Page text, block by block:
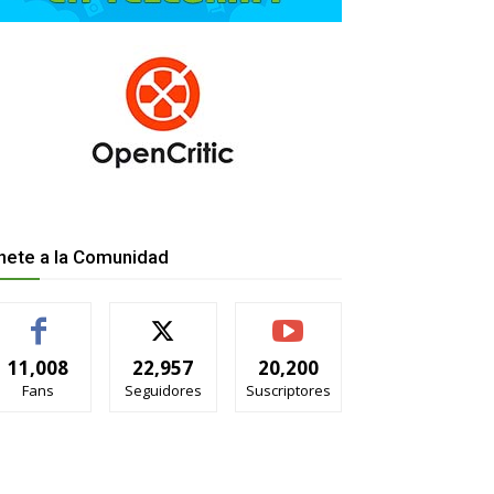
a la Comunidad
11,008
Fans
22,957
Seguidores
20,200
Suscriptores